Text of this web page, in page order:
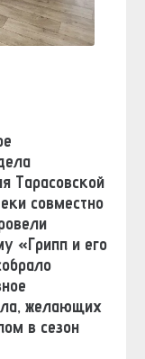
Тарасовской
совместно
«Грипп и его
желающих
в сезон